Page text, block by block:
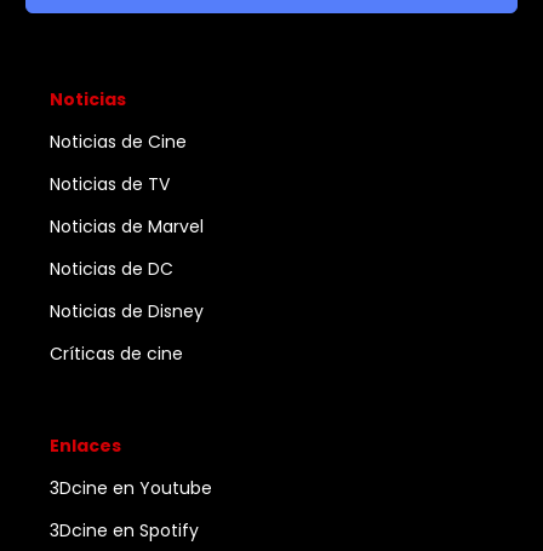
Noticias
Noticias de Cine
Noticias de TV
Noticias de Marvel
Noticias de DC
Noticias de Disney
Críticas de cine
Enlaces
3Dcine en Youtube
3Dcine en Spotify